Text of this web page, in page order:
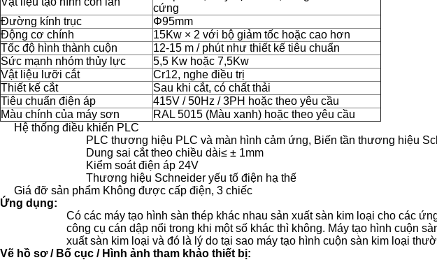
cứng
Đường kính trục
Φ95mm
Động cơ chính
15Kw × 2 với bộ giảm tốc hoặc cao hơn
Tốc độ hình thành cuộn
12-15 m / phút như thiết kế tiêu chuẩn
Sức mạnh nhóm thủy lực
5,5 Kw hoặc 7,5Kw
Vật liệu lưỡi cắt
Cr12, nghe điều trị
Thiết kế cắt
Sau khi cắt, có chất thải
Tiêu chuẩn điện áp
415V / 50Hz / 3PH hoặc theo yêu cầu
Màu chính của máy sơn
RAL 5015 (Màu xanh) hoặc theo yêu cầu
Hệ thống điều khiển PLC
PLC thương hiệu PLC và màn hình cảm ứng, Biến tần thương hiệu
Dung sai cắt theo chiều dài≤ ± 1mm
Kiểm soát điện áp 24V
Thương hiệu Schneider yếu tố điện hạ thế
Giá đỡ sản phẩm Không được cấp điện, 3 chiếc
Ứng dụng:
Có các máy tạo hình sàn thép khác nhau sản xuất sàn kim loại cho các
công cụ cán dập nổi trong khi một số khác thì không. Máy tạo hình cuộn
xuất sàn kim loại và đó là lý do tại sao máy tạo hình cuộn sàn kim loại
Vẽ hồ sơ / Bố cục / Hình ảnh tham khảo thiết bị: